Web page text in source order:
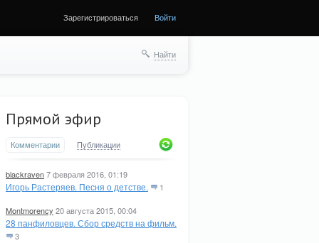
Зарегистрироваться Войти
Найти
Прямой эфир
Комментарии Публикации
blackraven7 февраля 2016, 01:19
Игорь Растеряев. Песня о детстве. 1
Montmorency 20 августа 2015, 00:04
28 панфиловцев. Сбор средств на фильм.
3